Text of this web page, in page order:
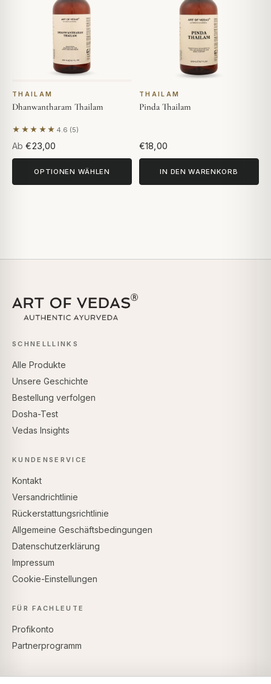
THAILAM
Dhanwantharam Thailam
★★★★★ 4.6 (5)
Basierend auf 5 Bewertungen
Ab €23,00
OPTIONEN WÄHLEN
THAILAM
Pinda Thailam
€18,00
IN DEN WARENKORB
SCHNELLLINKS
Alle Produkte
Unsere Geschichte
Bestellung verfolgen
Dosha-Test
Vedas Insights
KUNDENSERVICE
Kontakt
Versandrichtlinie
Rückerstattungsrichtlinie
Allgemeine Geschäftsbedingungen
Datenschutzerklärung
Impressum
Cookie-Einstellungen
FÜR FACHLEUTE
Profikonto
Partnerprogramm